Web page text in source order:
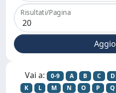
Risultati/Pagina
Vai a: 0-9 A B C D
K
L M N O P Q